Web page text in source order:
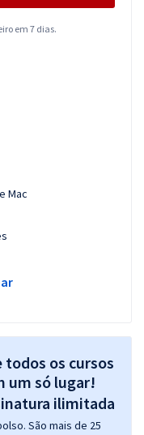
em 7 dias.
Mac
os cursos
um só lugar!
São mais de 25